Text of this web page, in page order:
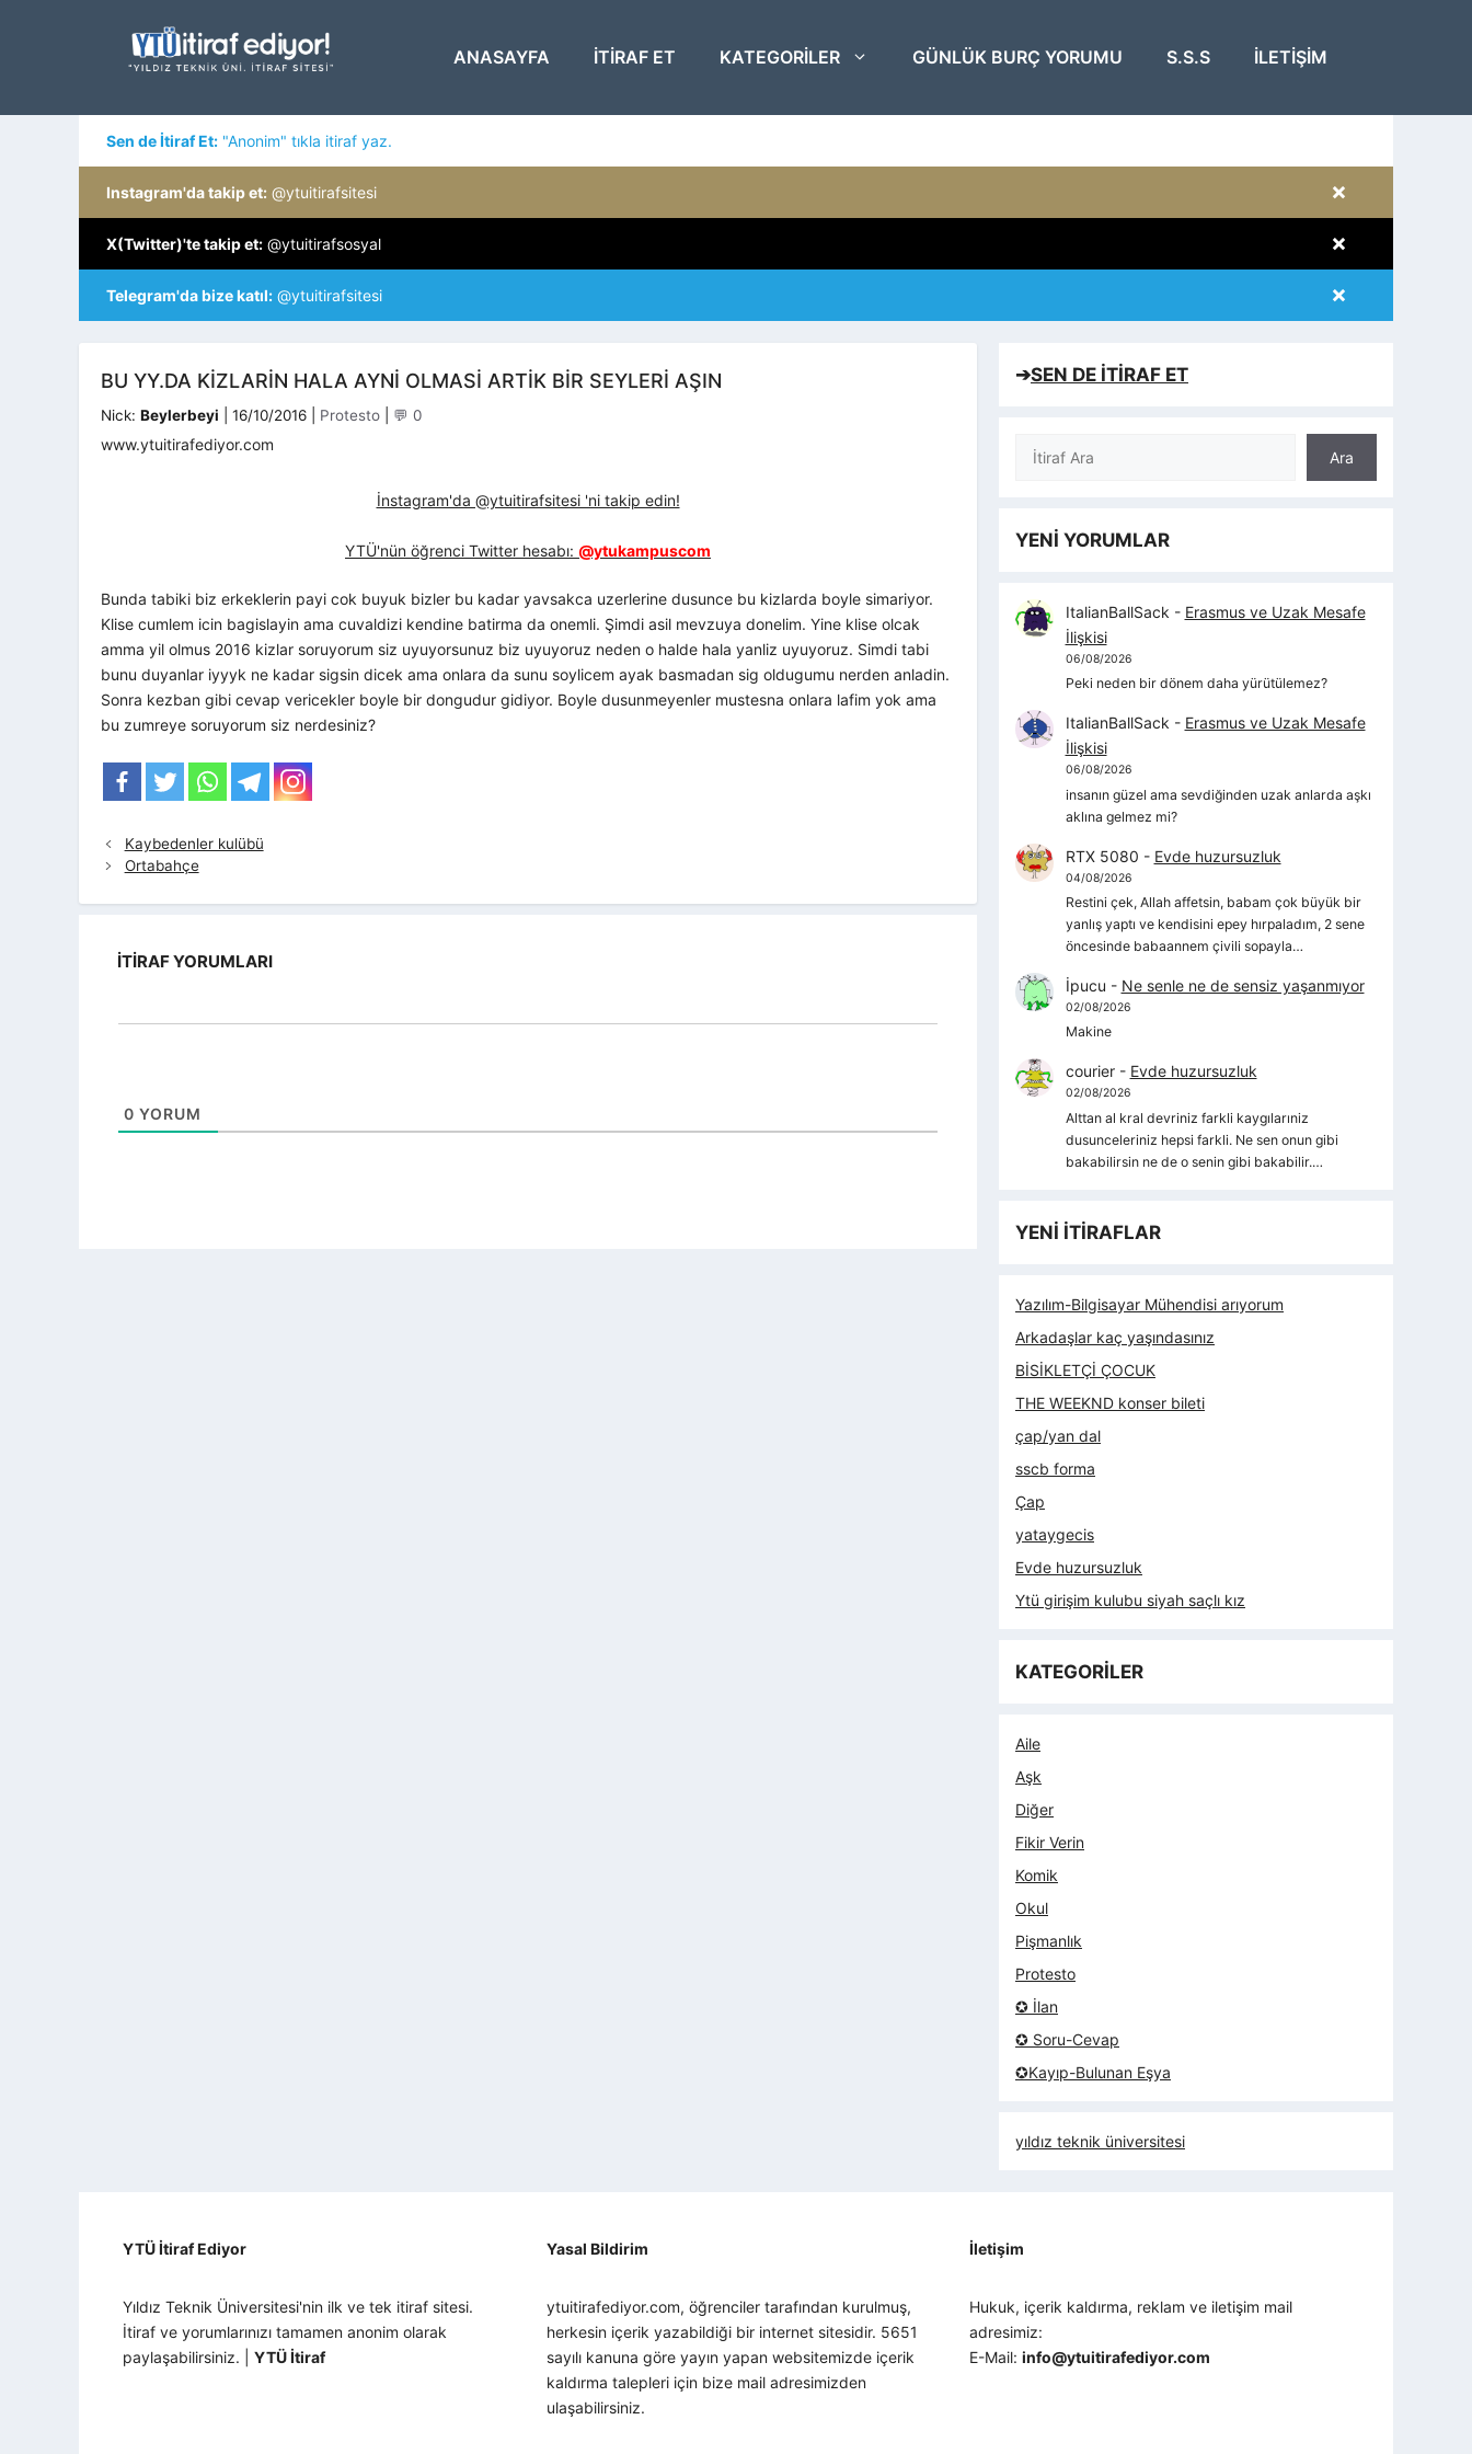
ANASAYFA ITIRAF ET KATEGORILER GÜNLÜK BURÇ YORUMU S.S.S İLETIŞIM
Sen de İtiraf Et: "Anonim" tıkla itiraf yaz.
×
Instagram'da takip et: @ytuitirafsitesi
×
X(Twitter)'te takip et: @ytuitirafsosyal
×
Telegram'da bize katıl: @ytuitirafsitesi
BU YY.DA KIZLARIN HALA AYNI OLMASI ARTIK BIR SEYLERI AŞIN
Nick: Beylerbeyi 16/10/2016 Kategoriler
Protesto 💬 0
www.ytuitirafediyor.com
İnstagram'da @ytuitirafsitesi 'ni takip edin!
YTÜ'nün öğrenci Twitter hesabı: @ytukampuscom
Bunda tabiki biz erkeklerin payi cok buyuk bizler bu kadar yavsakca uzerlerine dusunce bu kizlarda boyle simariyor.
Klise cumlem icin bagislayin ama cuvaldizi kendine batirma da onemli. Şimdi asil mevzuya donelim. Yine klise olcak
amma yil olmus 2016 kizlar soruyorum siz uyuyorsunuz biz uyuyoruz neden o halde hala yanliz uyuyoruz. Simdi tabi
bunu duyanlar iyyyk ne kadar sigsin dicek ama onlara da sunu soylicem ayak basmadan sig oldugumu nerden anladin.
Sonra kezban gibi cevap vericekler boyle bir dongudur gidiyor. Boyle dusunmeyenler mustesna onlara lafim yok ama
bu zumreye soruyorum siz nerdesiniz?
Kaybedenler kulübü
Ortabahçe
İTIRAF YORUMLARI
0 YORUM
➔SEN DE İTİRAF ET
Ara
Ara
YENİ YORUMLAR
ItalianBallSack - Erasmus ve Uzak Mesafe
İlişkisi
06/08/2026
Peki neden bir dönem daha yürütülemez?
ItalianBallSack - Erasmus ve Uzak Mesafe
İlişkisi
06/08/2026
insanın güzel ama sevdiğinden uzak anlarda aşkı
aklına gelmez mi?
RTX 5080 - Evde huzursuzluk
04/08/2026
Restini çek, Allah affetsin, babam çok büyük bir
yanlış yaptı ve kendisini epey hırpaladım, 2 sene
öncesinde babaannem çivili sopayla…
İpucu - Ne senle ne de sensiz yaşanmıyor
02/08/2026
Makine
courier- Evde huzursuzluk
02/08/2026
Alttan al kral devriniz farkli kaygılarıniz
dusunceleriniz hepsi farkli. Ne sen onun gibi
bakabilirsin ne de o senin gibi bakabilir.…
YENİ İTİRAFLAR
Yazılım-Bilgisayar Mühendisi arıyorum
Arkadaşlar kaç yaşındasınız
BİSİKLETÇİ ÇOCUK
THE WEEKND konser bileti
çap/yan dal
sscb forma
Çap
yataygecis
Evde huzursuzluk
Ytü girişim kulubu siyah saçlı kız
KATEGORİLER
Aile
Aşk
Diğer
Fikir Verin
Komik
Okul
Pişmanlık
Protesto
✪ İlan
✪ Soru-Cevap
✪Kayıp-Bulunan Eşya
yıldız teknik üniversitesi
YTÜ İtiraf Ediyor
Yıldız Teknik Üniversitesi'nin ilk ve tek itiraf sitesi.
İtiraf ve yorumlarınızı tamamen anonim olarak
paylaşabilirsiniz. | YTÜ İtiraf
Yasal Bildirim
ytuitirafediyor.com, öğrenciler tarafından kurulmuş,
herkesin içerik yazabildiği bir internet sitesidir. 5651
sayılı kanuna göre yayın yapan websitemizde içerik
kaldırma talepleri için bize mail adresimizden
ulaşabilirsiniz.
İletişim
Hukuk, içerik kaldırma, reklam ve iletişim mail
adresimiz:
E-Mail:info@ytuitirafediyor.com